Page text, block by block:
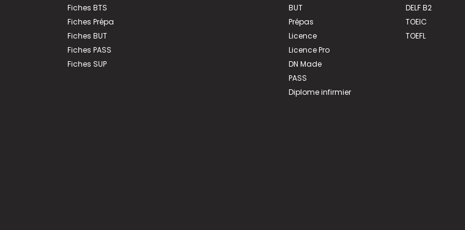
Fiches BTS
Fiches Prépa
Fiches BUT
Fiches PASS
Fiches SUP
BUT
Prépas
Licence
Licence Pro
DN Made
PASS
Diplome infirmier
DELF B2
TOEIC
TOEFL